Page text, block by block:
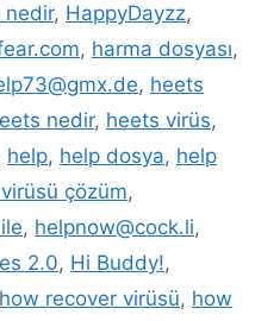
nedir, HappyDayzz,
, harma dosyası,
, heets
nedir, heets virüs,
help, help dosya, help
çözüm,
, helpnow@cock.li,
2.0, Hi Buddy!,
how recover virüsü, how